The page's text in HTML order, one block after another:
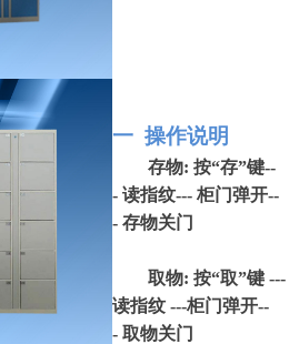
一 操作说明
存物: 按“存”键--
- 读指纹--- 柜门弹开--
- 存物关门
取物: 按“取”键 ---
读指纹 ---柜门弹开--
- 取物关门